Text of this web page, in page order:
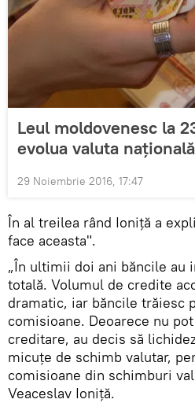
Leul moldovenesc la
evolua valuta națională
29 Noiembrie 2016, 17:47
În al treilea rând Ioniță a
face aceasta".
„În ultimii doi ani băncile au
totală. Volumul de credite
dramatic, iar băncile trăiesc
comisioane. Deoarece nu
creditare, au decis să
micuțe de schimb valutar,
comisioane din schimburi
Veaceslav Ioniță.